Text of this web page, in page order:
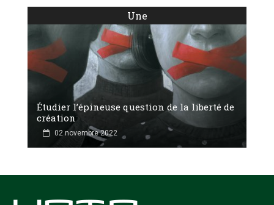
Une
Étudier l’épineuse question de la liberté de
création
02 novembre 2022